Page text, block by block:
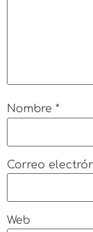
Nombre *
Correo
Web